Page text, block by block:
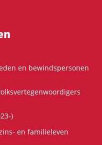
en bewindspersonen
)
en familieleven